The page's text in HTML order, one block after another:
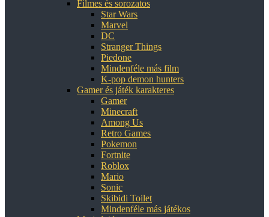
Filmes és sorozatos
Star Wars
Marvel
DC
Stranger Things
Piedone
Mindenféle más film
K-pop demon hunters
Gamer és játék karakteres
Gamer
Minecraft
Among Us
Retro Games
Pokemon
Fortnite
Roblox
Mario
Sonic
Skibidi Toilet
Mindenféle más játékos